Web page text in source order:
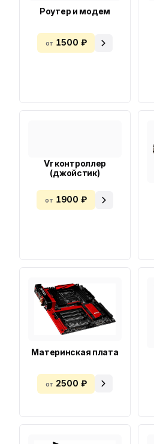
Роутер и модем
от 1500 ₽
Vr контроллер
(джойстик)
от 1900 ₽
Материнская плата
от 2500 ₽